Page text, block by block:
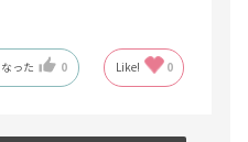
った 0 Like! 0